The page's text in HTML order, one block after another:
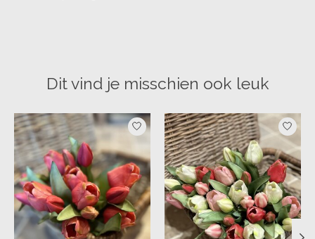
Dit vind je misschien ook leuk
Items van productcarrousel